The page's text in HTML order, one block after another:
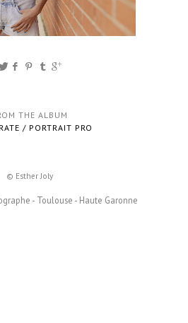
THE ALBUM
/ PORTRAIT PRO
© Esther Joly
- Toulouse - Haute Garonne